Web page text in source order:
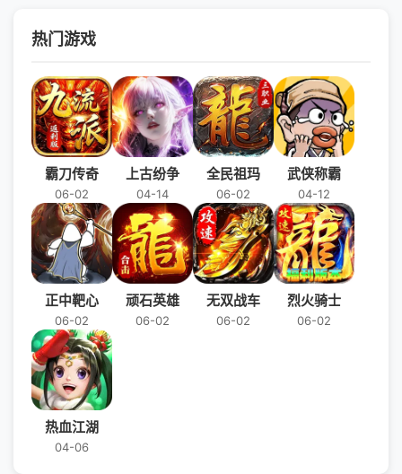
热门游戏
霸刀传奇
06-02
上古纷争
04-14
全民祖玛
06-02
武侠称霸
04-12
正中靶心
06-02
顽石英雄
06-02
无双战车
06-02
烈火骑士
06-02
热血江湖
04-06